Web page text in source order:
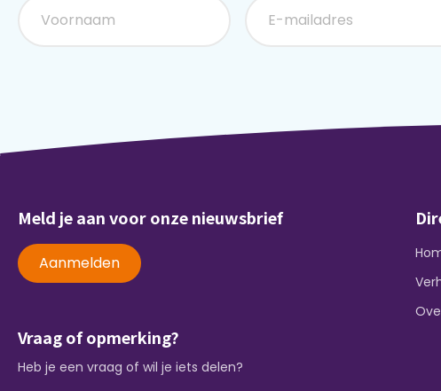
Meld je aan voor onze nieuwsbrief
Aanmelden
Vraag of opmerking?
Heb je een vraag of wil je iets delen?